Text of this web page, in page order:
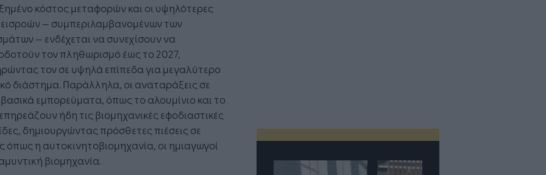
κόστος μεταφορών και οι υψηλότερες
εισροών — συμπεριλαμβανομένων των
— ενδέχεται να συνεχίσουν να
τον πληθωρισμό έως το 2027,
τον σε υψηλά επίπεδα για μεγαλύτερο
διάστημα. Παράλληλα, οι αναταράξεις σε
εμπορεύματα, όπως το αλουμίνιο και το
ήδη τις βιομηχανικές εφοδιαστικές
δημιουργώντας πρόσθετες πιέσεις σε
όπως η αυτοκινητοβιομηχανία, οι ημιαγωγοί
βιομηχανία.